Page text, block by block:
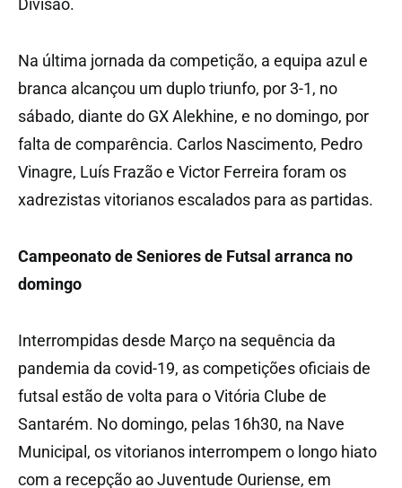
Divisão.
Na última jornada da competição, a equipa azul e
branca alcançou um duplo triunfo, por 3-1, no
sábado, diante do GX Alekhine, e no domingo, por
falta de comparência. Carlos Nascimento, Pedro
Vinagre, Luís Frazão e Victor Ferreira foram os
xadrezistas vitorianos escalados para as partidas.
Campeonato de Seniores de Futsal arranca no
domingo
Interrompidas desde Março na sequência da
pandemia da covid-19, as competições oficiais de
futsal estão de volta para o Vitória Clube de
Santarém. No domingo, pelas 16h30, na Nave
Municipal, os vitorianos interrompem o longo hiato
com a recepção ao Juventude Ouriense, em